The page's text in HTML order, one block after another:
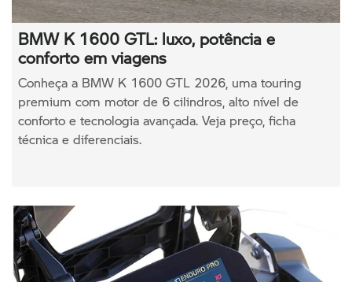
BMW K 1600 GTL: luxo, potência e
conforto em viagens
Conheça a BMW K 1600 GTL 2026, uma touring
premium com motor de 6 cilindros, alto nível de
conforto e tecnologia avançada. Veja preço, ficha
técnica e diferenciais.